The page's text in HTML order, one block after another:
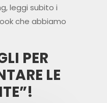
leggi subito i
che abbiamo
PER
LE